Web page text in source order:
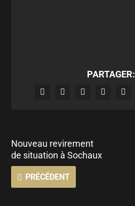
PARTAGER:
Nouveau revirement
de situation à Sochaux
PRÉCÉDENT